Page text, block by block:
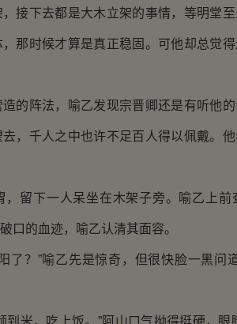
接下去都是大木立架的事情，等明堂
那时候才算是真正稳固。可他却总觉
的阵法，喻乙发现宗晋卿还是有听他
，千人之中也许不足百人得以佩戴。
，留下一人呆坐在木架子旁。喻乙上
口的血迹，喻乙认清其面容。
了？”喻乙先是惊奇，但很快脸一黑问
到米，吃上饭。”阿山口气拗得挺硬，眼